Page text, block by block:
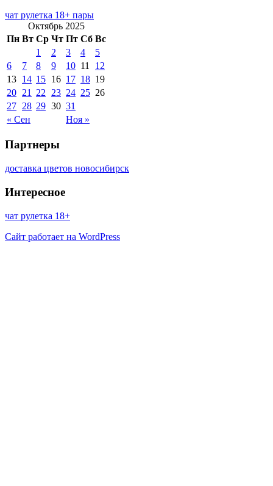
чат рулетка 18+ пары
Октябрь 2025
Пн Вт Ср Чт Пт Сб Вс
« Сен Ноя »
1 2 3 4
5
6
7 8 9 10 11
12
13 14 15 16 17 18 19
20 21 22 23 24 25 26
27 28 29 30 31
Партнеры
доставка цветов новосибирск
Интересное
чат рулетка 18+
Сайт работает на WordPress